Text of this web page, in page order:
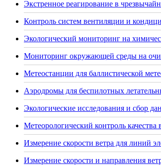
Экстренное реагирование в
Контроль систем вентиляции и
Экологический мониторинг на
Мониторинг окружающей среды на
Метеостанции для баллистической
Аэродромы для беспилотных
Экологические исследования и сбор
Метеорологический контроль
Измерение скорости ветра для линий
Измерение скорости и направления